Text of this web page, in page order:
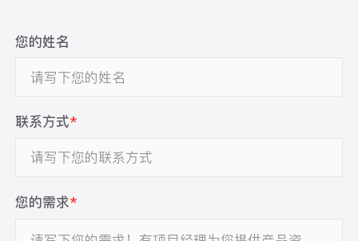
您的姓名
联系方式*
您的需求*